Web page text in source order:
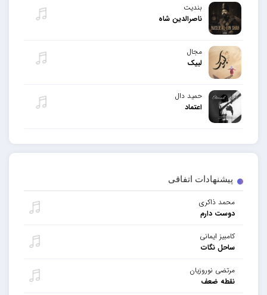
پیشنهادات اتفاقی
محمد ذاکری
دوست دارم
کامبیز ایمانی
ساحل نگات
مرتضی نوروزیان
نقطه ضعف
بندیت
ناصرالدین شاه
مجال
لبیک
حمید دال
اعتماد